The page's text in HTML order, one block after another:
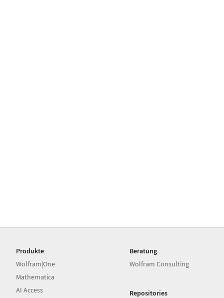
Produkte
Wolfram|One
Mathematica
AI Access
Beratung
Wolfram Consulting
Repositories